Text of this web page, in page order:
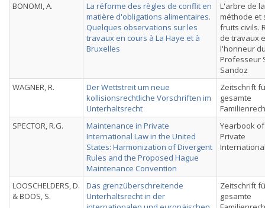
BONOMI, A.
La réforme des règles de conflit en
matière d'obligations alimentaires.
Quelques observations sur les
travaux en cours à La Haye et à
Bruxelles
L'arbre de la
méthode et
fruits civils.
de travaux
l'honneur
Professeur
Sandoz
WAGNER, R.
Der Wettstreit um neue
kollisionsrechtliche Vorschriften im
Unterhaltsrecht
Zeitschrift
gesamte
SPECTOR, R.G.
Maintenance in Private
International Law in the United
States: Harmonization of Divergent
Rules and the Proposed Hague
Maintenance Convention
Yearbook of
Private
LOOSCHELDERS, D.
& BOOS, S.
Das grenzüberschreitende
Unterhaltsrecht in der
Zeitschrift
gesamte